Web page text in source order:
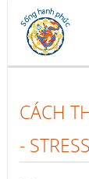
CÁCH
- STRESS